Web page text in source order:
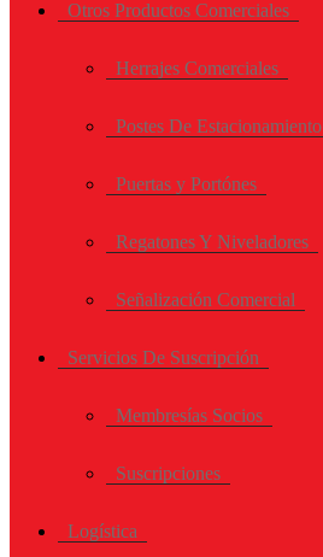
Otros Productos Comerciales
Herrajes Comerciales
Postes De Estacionamiento
Puertas y Portónes
Regatones Y Niveladores
Señalización Comercial
Servicios De Suscripción
Membresías Socios
Suscripciones
Logística